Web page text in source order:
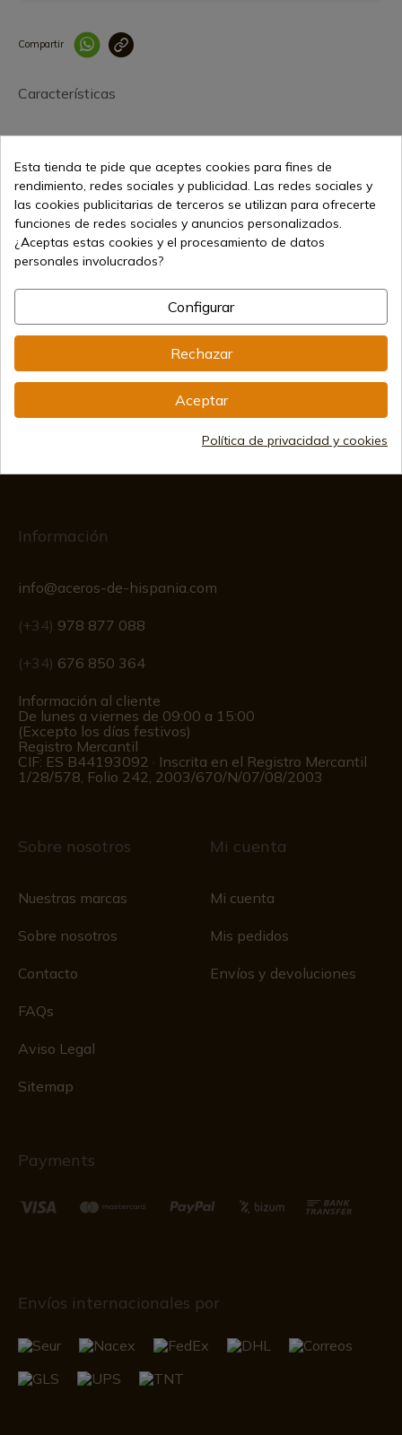
Compartir
Características
69,34 € Añadir al carrito
Vendiendo online desde 1998
Envíos internacionales
Información
info@aceros-de-hispania.com
(+34) 978 877 088
(+34) 676 850 364
Información al cliente
De lunes a viernes de 09:00 a 15:00
(Excepto los días festivos)
Registro Mercantil
CIF: ES B44193092 · Inscrita en el Registro Mercantil
1/28/578, Folio 242, 2003/670/N/07/08/2003
Sobre nosotros
Nuestras marcas
Sobre nosotros
Contacto
FAQs
Aviso Legal
Sitemap
Mi cuenta
Mi cuenta
Mis pedidos
Envíos y devoluciones
Payments
Envíos internacionales por
Esta tienda te pide que aceptes cookies para fines de
rendimiento, redes sociales y publicidad. Las redes sociales y
las cookies publicitarias de terceros se utilizan para ofrecerte
funciones de redes sociales y anuncios personalizados.
¿Aceptas estas cookies y el procesamiento de datos
personales involucrados?
Configurar
Rechazar
Aceptar
Política de privacidad y cookies